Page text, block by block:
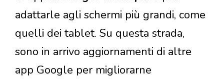
adattarle agli schermi più grandi, come
quelli dei tablet. Su questa strada,
sono in arrivo aggiornamenti di altre
app Google per migliorarne